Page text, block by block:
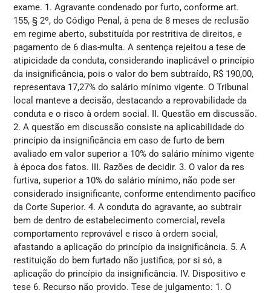
exame. 1. Agravante condenado por furto, conforme art.
155, § 2º, do Código Penal, à pena de 8 meses de reclusão
em regime aberto, substituída por restritiva de direitos, e
pagamento de 6 dias-multa. A sentença rejeitou a tese de
atipicidade da conduta, considerando inaplicável o princípio
da insignificância, pois o valor do bem subtraído, R$ 190,00,
representava 17,27% do salário mínimo vigente. O Tribunal
local manteve a decisão, destacando a reprovabilidade da
conduta e o risco à ordem social. II. Questão em discussão.
2. A questão em discussão consiste na aplicabilidade do
princípio da insignificância em caso de furto de bem
avaliado em valor superior a 10% do salário mínimo vigente
à época dos fatos. III. Razões de decidir. 3. O valor da res
furtiva, superior a 10% do salário mínimo, não pode ser
considerado insignificante, conforme entendimento pacífico
da Corte Superior. 4. A conduta do agravante, ao subtrair
bem de dentro de estabelecimento comercial, revela
comportamento reprovável e risco à ordem social,
afastando a aplicação do princípio da insignificância. 5. A
restituição do bem furtado não justifica, por si só, a
aplicação do princípio da insignificância. IV. Dispositivo e
tese 6. Recurso não provido. Tese de julgamento: 1. O